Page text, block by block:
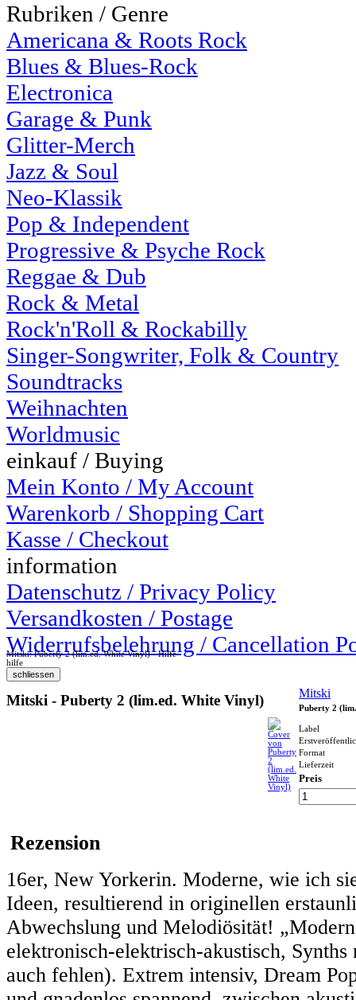
Rubriken / Genre
Americana & Roots Rock
Blues & Blues-Rock
Electronica
Garage & Punk
Glitter-Merch
Jazz & Soul
Neo-Klassik
Pop & Independent
Progressive & Psyche Rock
Reggae & Dub
Rock & Metal
Rock'n'Roll & Rockabilly
Singer-Songwriter, Folk & Country
Soundtracks
Weihnachten
Worldmusic
einkauf / Buying
Mein Konto / My Account
Warenkorb / Shopping Cart
Kasse / Checkout
information
Datenschutz / Privacy Policy
Versandkosten / Postage
Widerrufsbelehrung / Cancellation
Mitski: Puberty 2 (lim.ed. White Vinyl) - Hilfe
hilfe
Mitski - Puberty 2 (lim.ed. White Vinyl) Mitski
Puberty 2
Label
Format
Lieferzeit
Preis
Rezension
16er, New Yorkerin. Moderne, wie ich
Ideen, resultierend in originellen
Abwechslung und Melodiösität!
elektronisch-elektrisch-akustisch,
auch fehlen). Extrem intensiv, Dream